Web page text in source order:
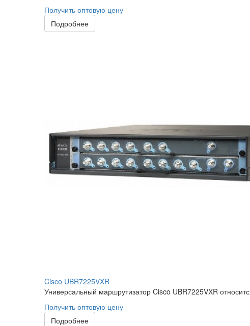
Получить оптовую цену
Подробнее
Cisco UBR7225VXR
Универсальный маршрутизатор Cisco UBR7225VXR
Получить оптовую цену
Подробнее